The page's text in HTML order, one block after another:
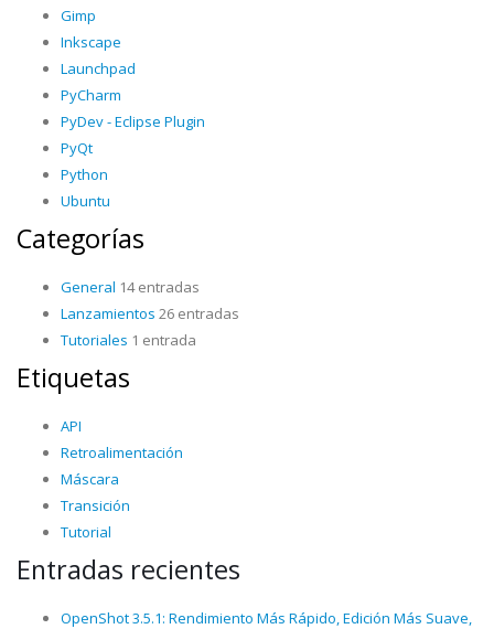
Gimp
Inkscape
Launchpad
PyCharm
PyDev - Eclipse Plugin
PyQt
Python
Ubuntu
Categorías
General 14 entradas
Lanzamientos 26 entradas
Tutoriales 1 entrada
Etiquetas
API
Retroalimentación
Máscara
Transición
Tutorial
Entradas recientes
OpenShot 3.5.1: Rendimiento Más Rápido, Edición Más Suave,